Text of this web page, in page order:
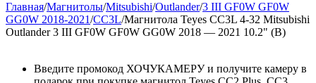
Главная/Магнитолы/Mitsubishi/Outlander/3 III GF0W GF0W
GG0W 2018-2021/CC3L/Магнитола Teyes CC3L 4-32 Mitsubishi
Outlander 3 III GF0W GF0W GG0W 2018 — 2021 10.2" (B)
Введите промокод ХОЧУКАМЕРУ и получите камеру в